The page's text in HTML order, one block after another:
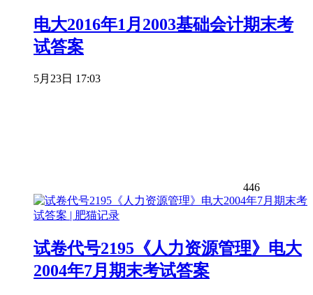
电大2016年1月2003基础会计期末考
试答案
5月23日 17:03
446
试卷代号2195《人力资源管理》电大
2004年7月期末考试答案